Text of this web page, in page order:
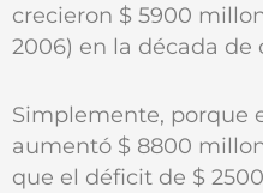
crecieron $ 5900
2006) en la década
Simplemente, porque
aumentó $ 8800
que el déficit de $